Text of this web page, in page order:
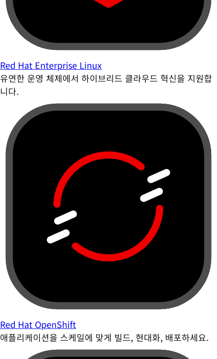
Red Hat Enterprise Linux
유연한 운영 체제에서 하이브리드 클라우드 혁신을 지원합
니다.
Red Hat OpenShift
애플리케이션을 스케일에 맞게 빌드, 현대화, 배포하세요.